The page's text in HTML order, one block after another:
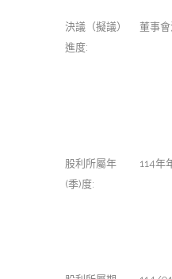
決議（擬議）
進度:
董事
股利所屬年
(季)度:
114年